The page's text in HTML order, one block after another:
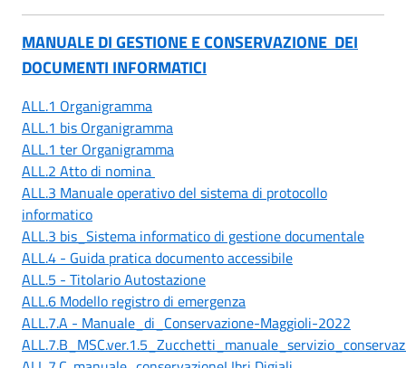
MANUALE DI GESTIONE E CONSERVAZIONE DEI
DOCUMENTI INFORMATICI
ALL.1 Organigramma
ALL.1 bis Organigramma
ALL.1 ter Organigramma
ALL.2 Atto di nomina
ALL.3 Manuale operativo del sistema di protocollo
informatico
ALL.3 bis_Sistema informatico di gestione documentale
ALL.4 - Guida pratica documento accessibile
ALL.5 - Titolario Autostazione
ALL.6 Modello registro di emergenza
ALL.7.A - Manuale_di_Conservazione-Maggioli-2022